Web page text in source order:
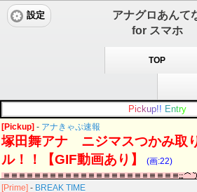
アナグロあんて
for スマホ
設定
TOP
Pic kup!! Entry
[Pickup] - アナきゃぷ速報
塚田舞アナ ニジマスつかみ取
ル！！【GIF動画あり】
(画:22)
[Prime] - BREAK TIME